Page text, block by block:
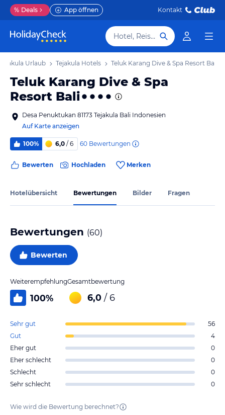
% Deals App öffnen Kontakt
Hotel, Reiseziel
Tejakula Urlaub Tejakula Hotels Teluk Karang Dive & Spa Resort Bali
Teluk Karang Dive & Spa
Resort Bali
Desa Penuktukan 81173 Tejakula Bali Indonesien
Auf Karte anzeigen
100% 6,0 / 6 60 Bewertungen
Bewerten Hochladen Merken
Hotelübersicht Bewertungen Bilder Fragen
Bewertungen (60)
Bewerten
Weiterempfehlung
100%
Gesamtbewertung
6,0 / 6
Sehr gut
56
Gut
4
Eher gut
0
Eher schlecht
0
Schlecht
0
Sehr schlecht
0
Wie wird die Bewertung berechnet?